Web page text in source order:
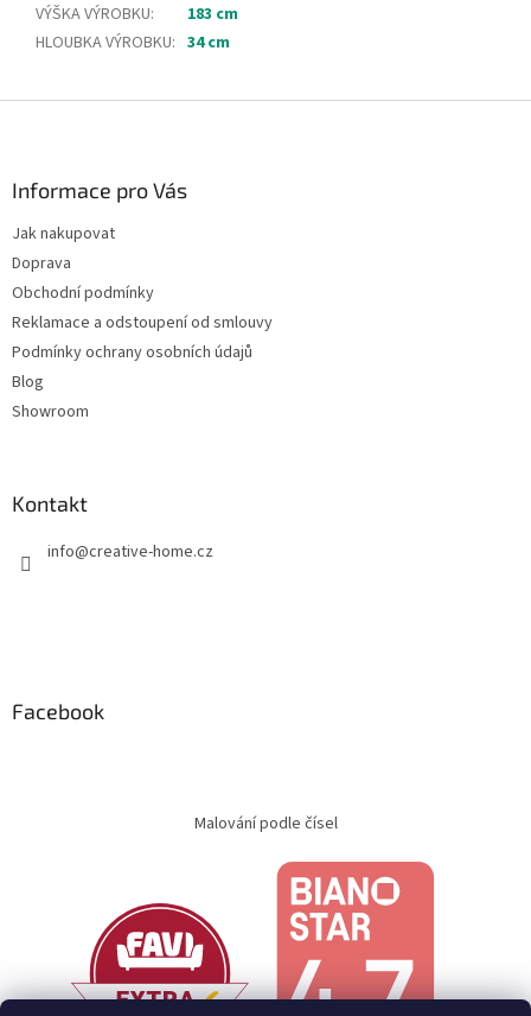
VÝŠKA VÝROBKU:
183 cm
HLOUBKA VÝROBKU: 34 cm
Informace pro Vás
Jak nakupovat
Doprava
Obchodní podmínky
Reklamace a odstoupení od smlouvy
Podmínky ochrany osobních údajů
Blog
Showroom
Kontakt
info@creative-home.cz
Facebook
Malování podle čísel